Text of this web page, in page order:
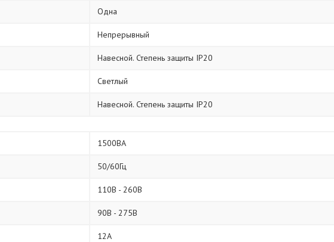
Одна
Непрерывный
Навесной. Степень защиты IP20
Светлый
Навесной. Степень защиты IP20
1500ВА
50/60Гц
110В - 260В
90В - 275В
12А